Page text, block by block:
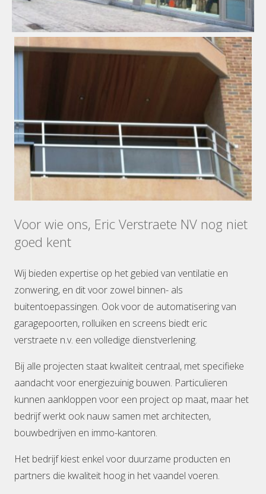
Voor wie ons, Eric Verstraete NV nog niet
goed kent
Wij bieden expertise op het gebied van ventilatie en
zonwering, en dit voor zowel binnen- als
buitentoepassingen. Ook voor de automatisering van
garagepoorten, rolluiken en screens biedt eric
verstraete n.v. een volledige dienstverlening.
Bij alle projecten staat kwaliteit centraal, met specifieke
aandacht voor energiezuinig bouwen. Particulieren
kunnen aankloppen voor een project op maat, maar het
bedrijf werkt ook nauw samen met architecten,
bouwbedrijven en immo-kantoren.
Het bedrijf kiest enkel voor duurzame producten en
partners die kwaliteit hoog in het vaandel voeren.